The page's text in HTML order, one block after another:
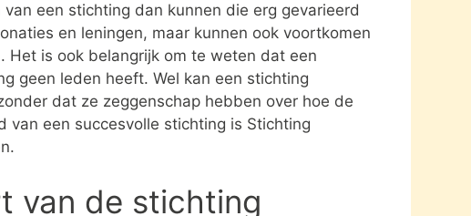
een stichting dan kunnen die erg gevarieerd
en leningen, maar kunnen ook voortkomen
is ook belangrijk om te weten dat een
geen leden heeft. Wel kan een stichting
dat ze zeggenschap hebben over hoe de
van een succesvolle stichting is Stichting
van de stichting